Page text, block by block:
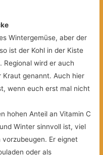
Wintergemüse, aber der
ist der Kohl in der Kiste
Regional wird er auch
Kraut genannt. Auch hier
wenn euch erst mal nicht
hohen Anteil an Vitamin C
Winter sinnvoll ist, viel
vorzubeugen. Er eignet
oder als